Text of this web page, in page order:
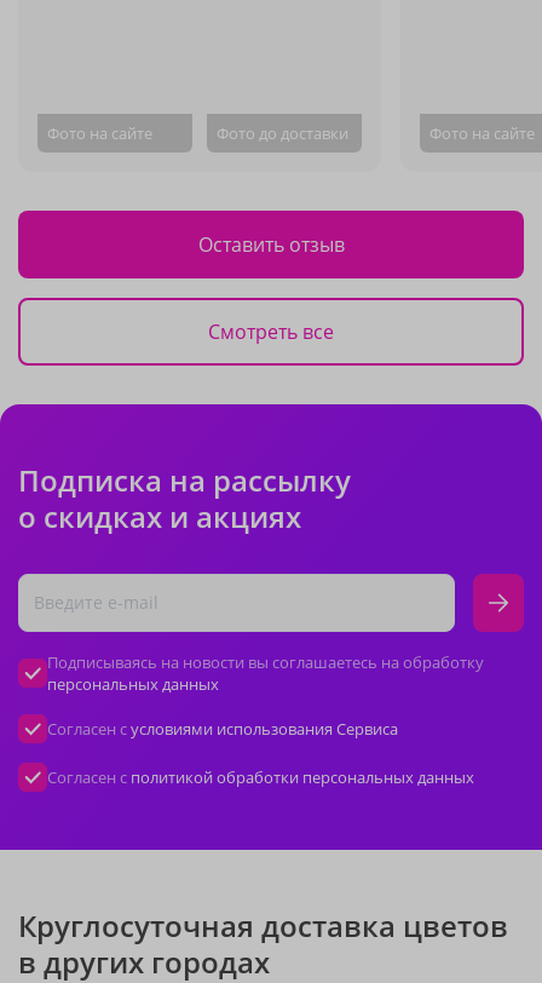
Фото на сайте Фото до доставки Фото на сайте
Оставить отзыв
Смотреть все
Подписка на рассылку
о скидках и акциях
Подписываясь на новости вы соглашаетесь на обработку
персональных данных
Согласен сусловиями использования Сервиса
Согласен с политикой обработки персональных данных
Круглосуточная доставка цветов
в других городах